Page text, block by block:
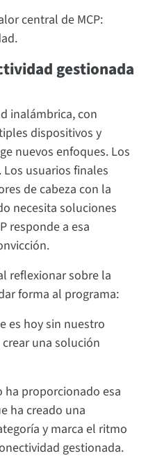
central de MCP:
gestionada
inalámbrica, con
dispositivos y
nuevos enfoques. Los
usuarios finales
de cabeza con la
necesita soluciones
responde a esa
reflexionar sobre la
forma al programa:
es hoy sin nuestro
una solución
ha proporcionado esa
ha creado una
y marca el ritmo
gestionada.